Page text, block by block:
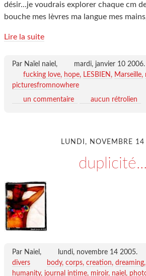
désir...je voudrais explorer chaque cm
bouche mes lèvres ma langue mes
Lire la suite
Par Naïel naiel, mardi, janvier 10 2006.
fucking love
hope LESBIEN Marseille
picturesfromnowhere
un commentaire
aucun rétrolien
LUNDI, NOVEMBRE
duplicité...
Par Naiel, lundi, novembre 14 2005.
divers
body corps creation dreaming
humanity journal intime miroir naiel